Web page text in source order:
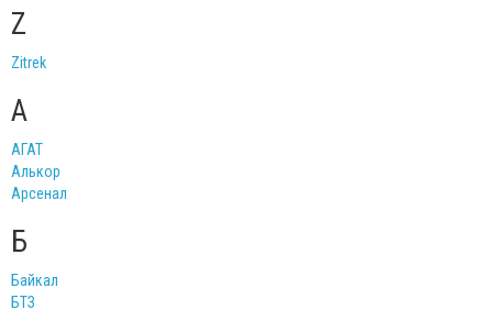
Z
Zitrek
А
АГАТ
Алькор
Арсенал
Б
Байкал
БТЗ